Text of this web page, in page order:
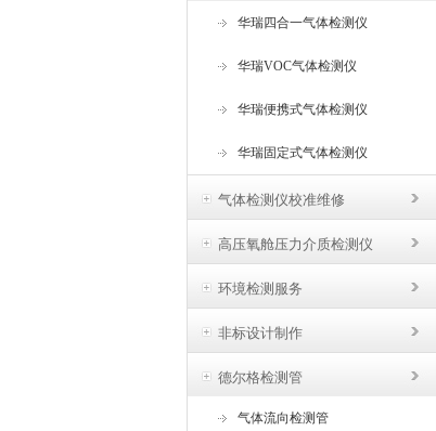
华瑞四合一气体检测仪
华瑞VOC气体检测仪
华瑞便携式气体检测仪
华瑞固定式气体检测仪
气体检测仪校准维修
高压氧舱压力介质检测仪
环境检测服务
非标设计制作
德尔格检测管
气体流向检测管